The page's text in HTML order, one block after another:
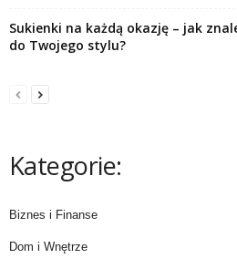
Sukienki na każdą okazję – jak
do Twojego stylu?
Kategorie:
Biznes i Finanse
Dom i Wnętrze